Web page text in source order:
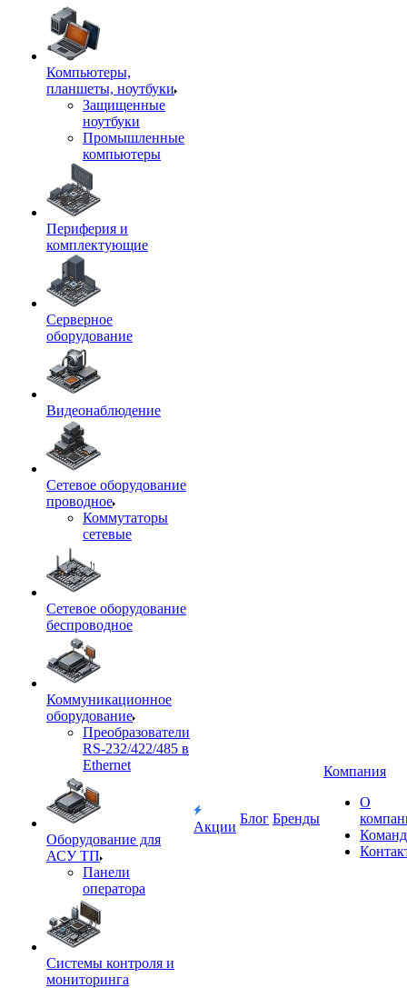
Компьютеры,
планшеты, ноутбуки
Защищенные
ноутбуки
Промышленные
компьютеры
Периферия и
комплектующие
Серверное
оборудование
Видеонаблюдение
Сетевое оборудование
проводное
Коммутаторы
сетевые
Сетевое оборудование
беспроводное
Коммуникационное
оборудование
Преобразователи
RS-232/422/485 в
Ethernet
Оборудование для
АСУ ТП
Панели
оператора
Системы контроля и
мониторинга
Акции
Блог Бренды
Компания
О